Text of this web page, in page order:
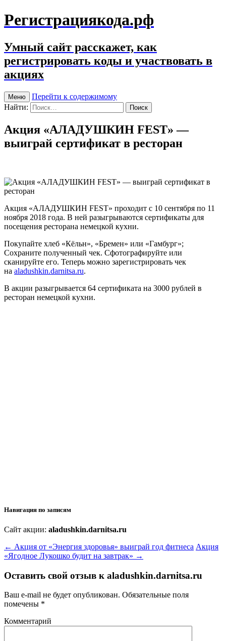
Регистрациякода.рф
Умный сайт расскажет, как
регистрировать коды и участвовать в
акциях
Меню
Перейти к содержимому
Найти:
Акция «АЛАДУШКИН FEST» —
выиграй сертификат в ресторан
Акция «АЛАДУШКИН FEST» проходит с 10 сентября по 11
ноября 2018 года. В ней разыгрываются сертификаты для
посещения ресторана немецкой кухни.
Покупайте хлеб «Кёльн», «Бремен» или «Гамбург»;
Сохраните полученный чек. Сфотографируйте или
сканируйте его. Теперь можно зарегистрировать чек
на aladushkin.darnitsa.ru.
В акции разыгрывается 64 сертификата на 3000 рублей в
ресторан немецкой кухни.
Навигация по записям
Сайт акции: aladushkin.darnitsa.ru
← Акция от «Энергия здоровья» выиграй год фитнеса Акция
«Ягодное Лукошко будит на завтрак» →
Оставить свой отзыв к aladushkin.darnitsa.ru
Ваш e-mail не будет опубликован. Обязательные поля
помечены *
Комментарий